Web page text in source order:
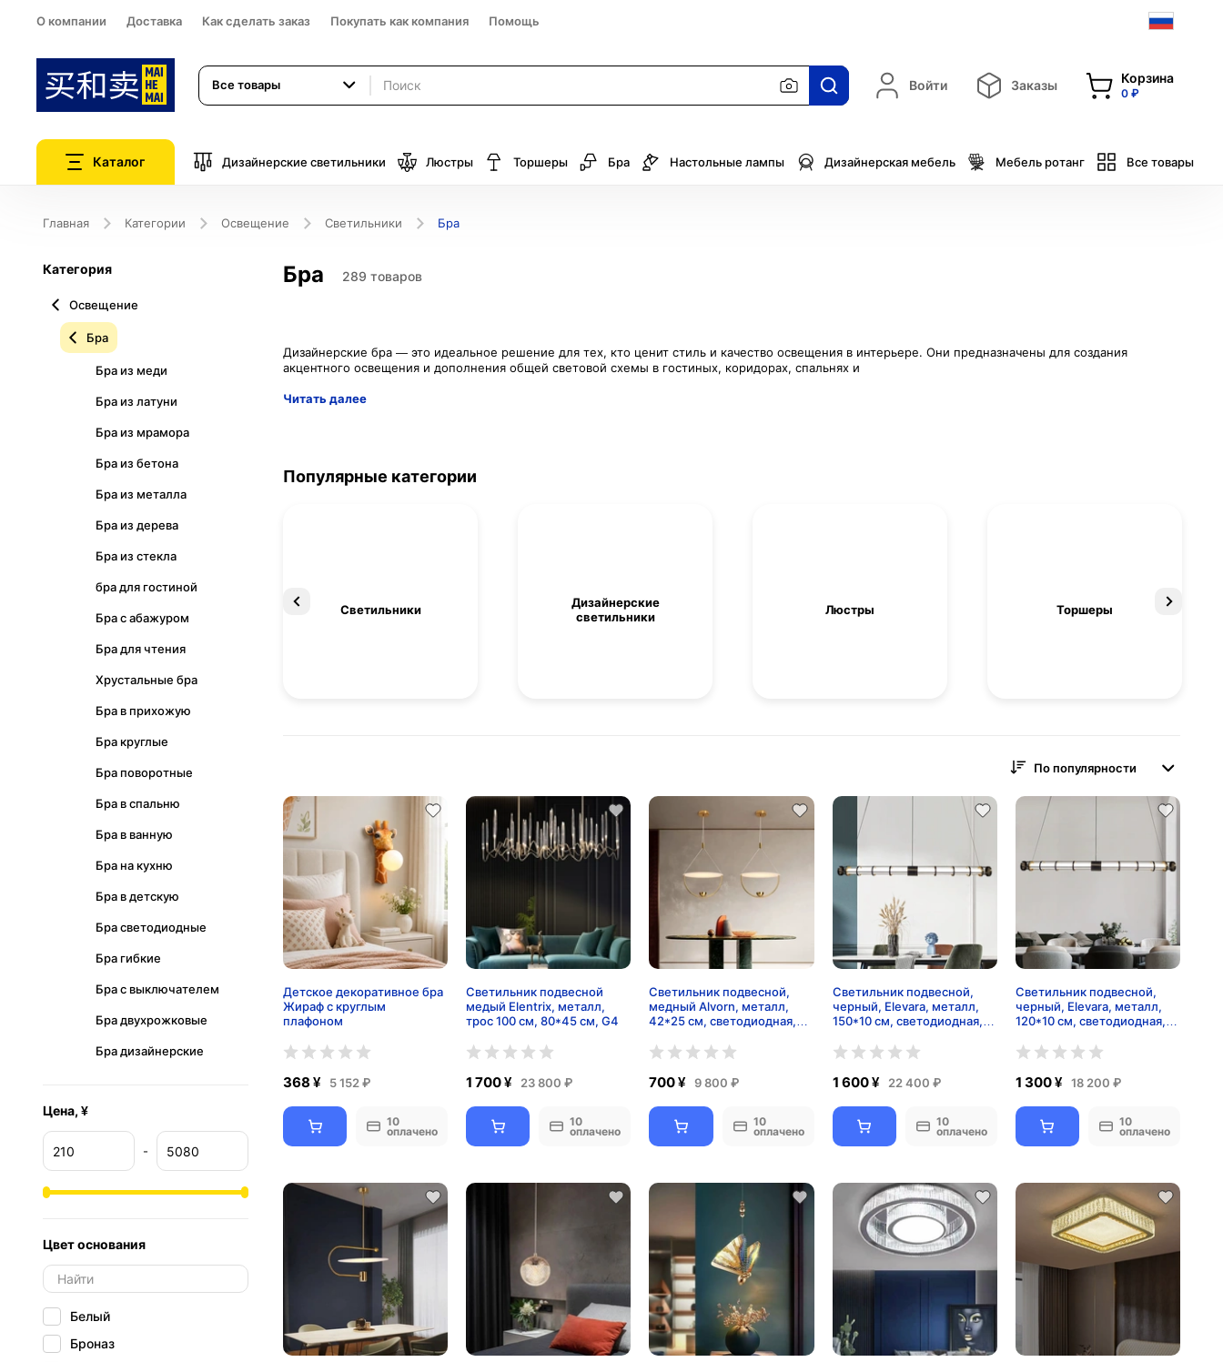
О компании Доставка Как сделать заказ Покупать как компания Помощь
Все товары Войти Заказы Корзина
0 ₽
Каталог Дизайнерские светильники Люстры Торшеры Бра Настольные лампы Дизайнерская мебель Мебель ротанг Все товары
Главная Категории Освещение Светильники Бра
Категория
Освещение
Бра
Бра из меди
Бра из латуни
Бра из мрамора
Бра из бетона
Бра из металла
Бра из дерева
Бра из стекла
бра для гостиной
Бра с абажуром
Бра для чтения
Хрустальные бра
Бра в прихожую
Бра круглые
Бра поворотные
Бра в спальню
Бра в ванную
Бра на кухню
Бра в детскую
Бра светодиодные
Бра гибкие
Бра с выключателем
Бра двухрожковые
Бра дизайнерские
Цена, ¥
-
Цвет основания
Белый
Броназ
Бра 289 товаров
Дизайнерские бра — это идеальное решение для тех, кто ценит стиль и качество освещения в интерьере. Они предназначены для создания
Читать далее
Популярные категории
Светильники
Дизайнерские
светильники
Люстры Торшеры
По популярности
Детское декоративное бра
Жираф с круглым
плафоном
368 ¥ 5 152 ₽
10
оплачено
Светильник подвесной
медый Elentrix, металл,
трос 100 см, 80*45 см, G4
1 700 ¥ 23 800 ₽
10
оплачено
Светильник подвесной,
медный Alvorn, металл,
42*25 см, светодиодная,
700 ¥ 9 800 ₽
10
оплачено
Светильник подвесной,
черный, Elevara, металл,
150*10 см, светодиодная,
1 600 ¥ 22 400 ₽
10
оплачено
Светильник подвесной,
черный, Elevara, металл,
120*10 см, светодиодная,
1 300 ¥ 18 200 ₽
10
оплачено